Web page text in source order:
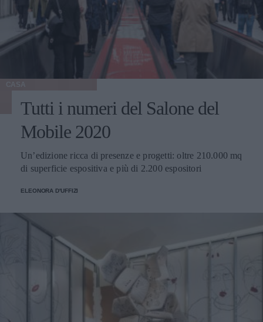
Tutti i numeri del Salone del
Mobile 2020
Un’edizione ricca di presenze e progetti: oltre 210.000 mq
di superficie espositiva e più di 2.200 espositori
ELEONORA D'UFFIZI